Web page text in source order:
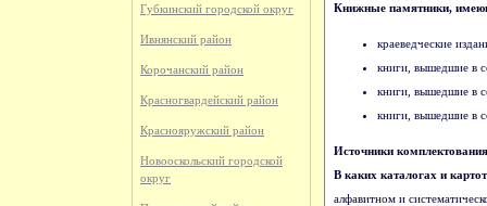
Губкинский городской округ
Ивнянский район
Корочанский район
Красногвардейский район
Краснояружский район
Новооскольский городской
округ
Книжные памятники,
краеведческие
книги, вышедшие в
книги, вышедшие в
книги, вышедшие в
Источники
В каких каталогах и
алфавитном и